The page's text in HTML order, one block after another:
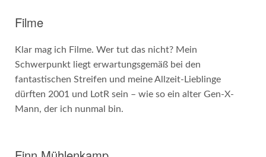
Filme
Klar mag ich Filme. Wer tut das nicht? Mein
Schwerpunkt liegt erwartungsgemäß bei den
fantastischen Streifen und meine Allzeit-Lieblinge
dürften 2001 und LotR sein – wie so ein alter Gen-X-
Mann, der ich nunmal bin.